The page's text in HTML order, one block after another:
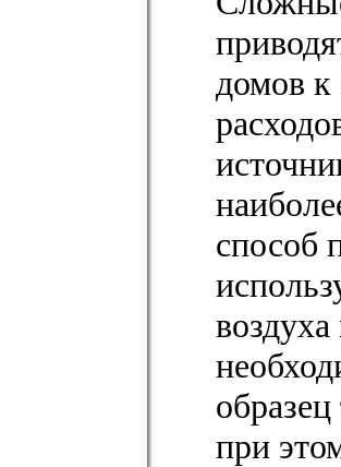
домов к
способ
при